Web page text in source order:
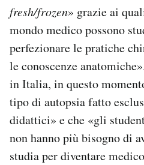
fresh/frozen» grazie ai
mondo medico possono
perfezionare le pratiche
le conoscenze
in Italia, in questo
tipo di autopsia fatto
didattici» e che «gli
non hanno più bisogno di
studia per diventare